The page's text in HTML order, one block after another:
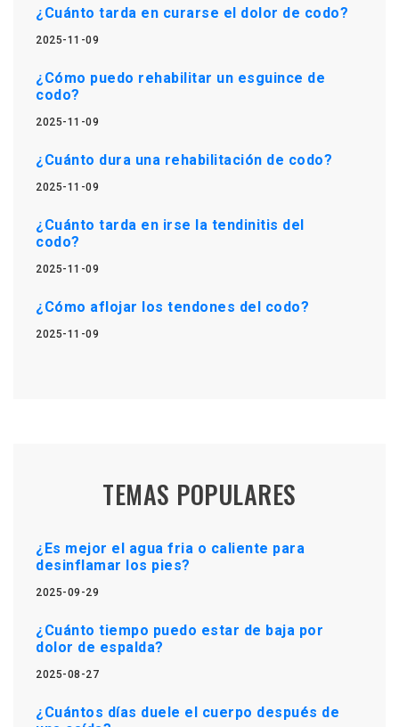
¿Cuánto tarda en curarse el dolor de codo?
2025-11-09
¿Cómo puedo rehabilitar un esguince de
codo?
2025-11-09
¿Cuánto dura una rehabilitación de codo?
2025-11-09
¿Cuánto tarda en irse la tendinitis del
codo?
2025-11-09
¿Cómo aflojar los tendones del codo?
2025-11-09
TEMAS POPULARES
¿Es mejor el agua fria o caliente para
desinflamar los pies?
2025-09-29
¿Cuánto tiempo puedo estar de baja por
dolor de espalda?
2025-08-27
¿Cuántos días duele el cuerpo después de